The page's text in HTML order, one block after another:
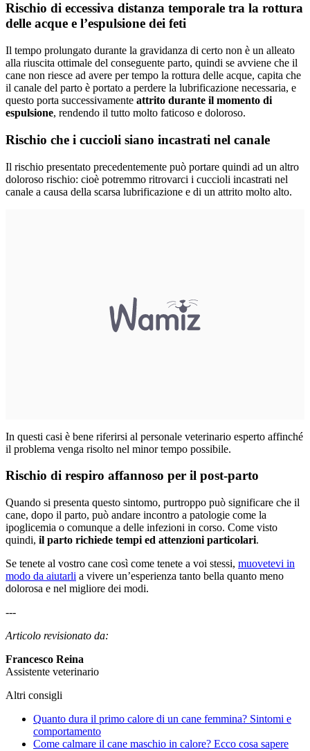
Rischio di eccessiva distanza temporale tra la rottura
delle acque e l’espulsione dei feti
Il tempo prolungato durante la gravidanza di certo non è un alleato
alla riuscita ottimale del conseguente parto, quindi se avviene che il
cane non riesce ad avere per tempo la rottura delle acque, capita che
il canale del parto è portato a perdere la lubrificazione necessaria, e
questo porta successivamente attrito durante il momento di
espulsione, rendendo il tutto molto faticoso e doloroso.
Rischio che i cuccioli siano incastrati nel canale
Il rischio presentato precedentemente può portare quindi ad un altro
doloroso rischio: cioè potremmo ritrovarci i cuccioli incastrati nel
canale a causa della scarsa lubrificazione e di un attrito molto alto.
In questi casi è bene riferirsi al personale veterinario esperto affinché
il problema venga risolto nel minor tempo possibile.
Rischio di respiro affannoso per il post-parto
Quando si presenta questo sintomo, purtroppo può significare che il
cane, dopo il parto, può andare incontro a patologie come la
ipoglicemia o comunque a delle infezioni in corso. Come visto
quindi, il parto richiede tempi ed attenzioni particolari.
Se tenete al vostro cane così come tenete a voi stessi, muovetevi in
modo da aiutarli a vivere un’esperienza tanto bella quanto meno
dolorosa e nel migliore dei modi.
---
Articolo revisionato da:
Francesco Reina
Assistente veterinario
Altri consigli
Quanto dura il primo calore di un cane femmina? Sintomi e
comportamento
Come calmare il cane maschio in calore? Ecco cosa sapere